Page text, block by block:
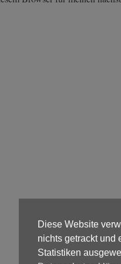
Diese Website
nichts getrackt und
Statistiken